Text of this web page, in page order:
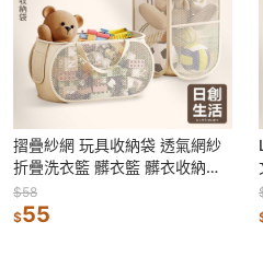
摺疊紗網 玩具收納袋 透氣網紗
折疊洗衣籃 髒衣籃 髒衣收納籃
收納網 洗衣網 置物籃 細網 籃子
$58
$55